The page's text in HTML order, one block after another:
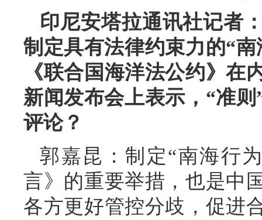
印尼安塔拉通讯社记者
制定具有法律约束力的“
《联合国海洋法公约》在
新闻发布会上表示，“准
评论？
郭嘉昆：制定“南海行
言》的重要举措，也是中
各方更好管控分歧，促进